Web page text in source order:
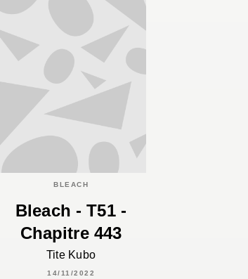
BLEACH
Bleach - T51 -
Chapitre 443
Tite Kubo
14/11/2022